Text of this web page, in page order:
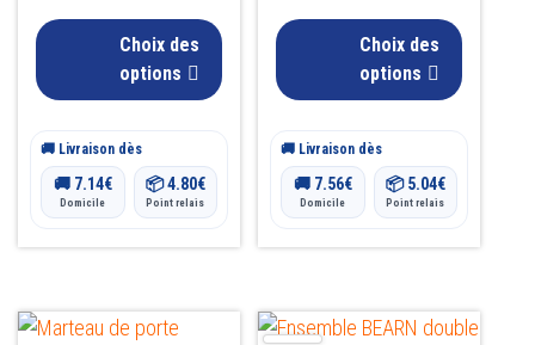
15.00€
à
Choix des
options
choisies
sur
page
produit
🚚 Livraison dès
🚚 7.14€
Domicile
📦4.80€
Point relais
prix :
79.00€
Choix des
options
choisies
sur
page
produit
🚚 Livraison dès
🚚 7.56€
Domicile
📦5.04€
Point relais
Ce